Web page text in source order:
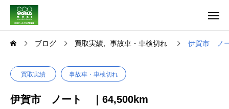
ブログ 買取実績 事故車・車検切れ 伊賀市 ノ
買取実績 事故車・車検切れ
伊賀市 ノート ｜64,500km